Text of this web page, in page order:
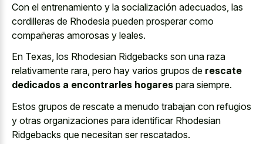
Con el entrenamiento y la socialización adecuados, las
cordilleras de Rhodesia pueden prosperar como
compañeras amorosas y leales.
En Texas, los Rhodesian Ridgebacks son una raza
relativamente rara, pero hay varios grupos de rescate
dedicados a encontrarles hogares para siempre.
Estos grupos de rescate a menudo trabajan con refugios
y otras organizaciones para identificar Rhodesian
Ridgebacks que necesitan ser rescatados.